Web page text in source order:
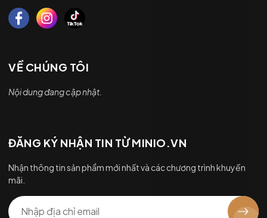
VỀ CHÚNG TÔI
Nội dung đang cập nhật.
ĐĂNG KÝ NHẬN TIN TỪ MINIO.VN
Nhận thông tin sản phẩm mới nhất và các chương trình khuyến
mãi.